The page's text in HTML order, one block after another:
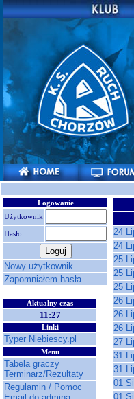
Logowanie
Użytkownik
Hasło
Nowy użytkownik
Zapomniałem hasła
Aktualny czas
11:27
Linki
Typer Niebiescy.pl
Menu
Tabela graczy
Terminarz/Rezultaty
Regulamin / Pomoc
24
24
25
25
25
26
26
26
27
31
31
01
01